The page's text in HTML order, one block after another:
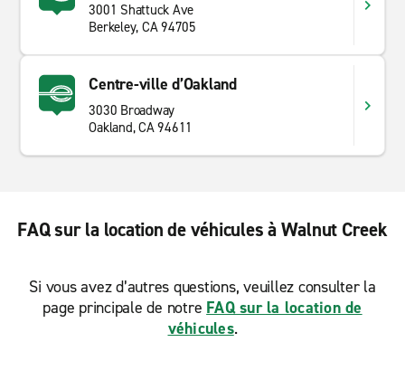
3001 Shattuck Ave
Berkeley, CA 94705
Centre-ville d’Oakland
3030 Broadway
Oakland, CA 94611
FAQ sur la location de véhicules à Walnut Creek
Si vous avez d’autres questions, veuillez consulter la
page principale de notre FAQ sur la location de
véhicules.